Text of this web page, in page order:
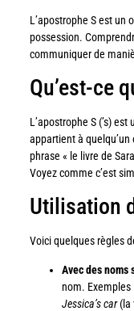
L’apostrophe S est un
possession.
communiquer de
Qu’est-ce
L’apostrophe S (’s)
appartient à
phrase « le livre de
Voyez comme c’est
Utilisation
Voici quelques règles
Avec des noms
nom. Exemples
Jessica’s car(la